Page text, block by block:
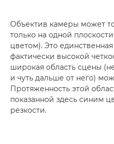
Объектив камеры может
только на одной
цветом). Это
фактически высокой
широкая область сцены
и чуть дальше от него)
Протяженность этой
показанной здесь синим
резкости.